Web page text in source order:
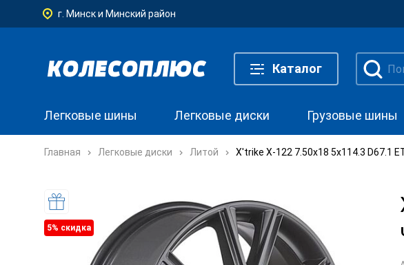
г. Минск и Минский район
Каталог
Легковые шины Легковые диски Грузовые шины
Главная Легковые диски Литой X'trike X-122 7.50x18 5x114.3 D67.1
5% cкидка